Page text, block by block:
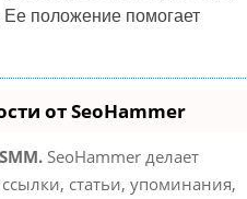
Ее положение помогает
от SeoHammer
SeoHammer делает
статьи, упоминания,